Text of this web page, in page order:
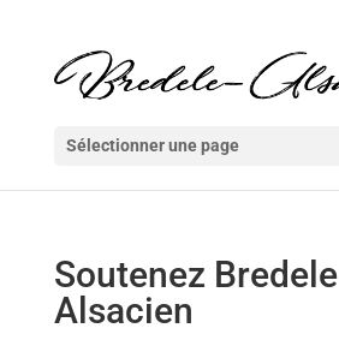
Sélectionner une page
Soutenez Bredele
Alsacien